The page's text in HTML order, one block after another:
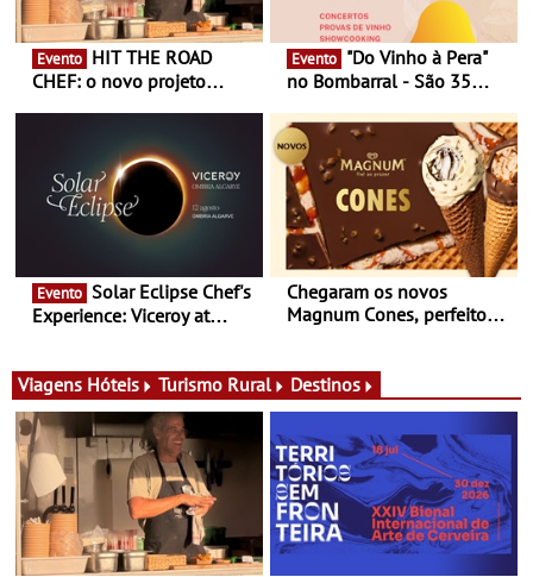
Evento
CHEF: o novo projeto
conceito gastronómico
itinerante que percorre
Portugal
Evento
no Bombarral - São 35
prova e seis dias de
experiências
Evento
Experience: Viceroy at
exclusiva
Chegaram os novos
Magnum Cones, perfeitos
Viagens Hóteis Turismo Rural Destinos